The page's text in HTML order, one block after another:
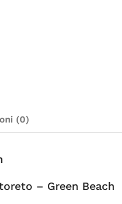
(0)
– Green Beach